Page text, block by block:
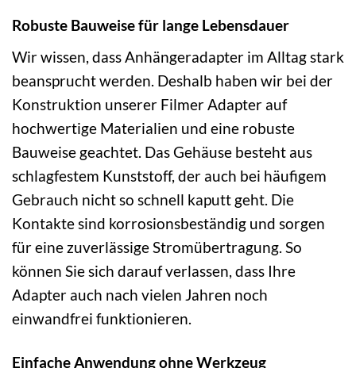
Robuste Bauweise für lange Lebensdauer
Wir wissen, dass Anhängeradapter im Alltag stark
beansprucht werden. Deshalb haben wir bei der
Konstruktion unserer Filmer Adapter auf
hochwertige Materialien und eine robuste
Bauweise geachtet. Das Gehäuse besteht aus
schlagfestem Kunststoff, der auch bei häufigem
Gebrauch nicht so schnell kaputt geht. Die
Kontakte sind korrosionsbeständig und sorgen
für eine zuverlässige Stromübertragung. So
können Sie sich darauf verlassen, dass Ihre
Adapter auch nach vielen Jahren noch
einwandfrei funktionieren.
Einfache Anwendung ohne Werkzeug